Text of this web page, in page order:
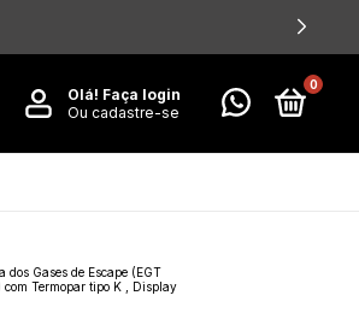
Olá! Faça login
Ou cadastre-se
0
dos Gases de Escape (EGT
Termopar tipo K , Display